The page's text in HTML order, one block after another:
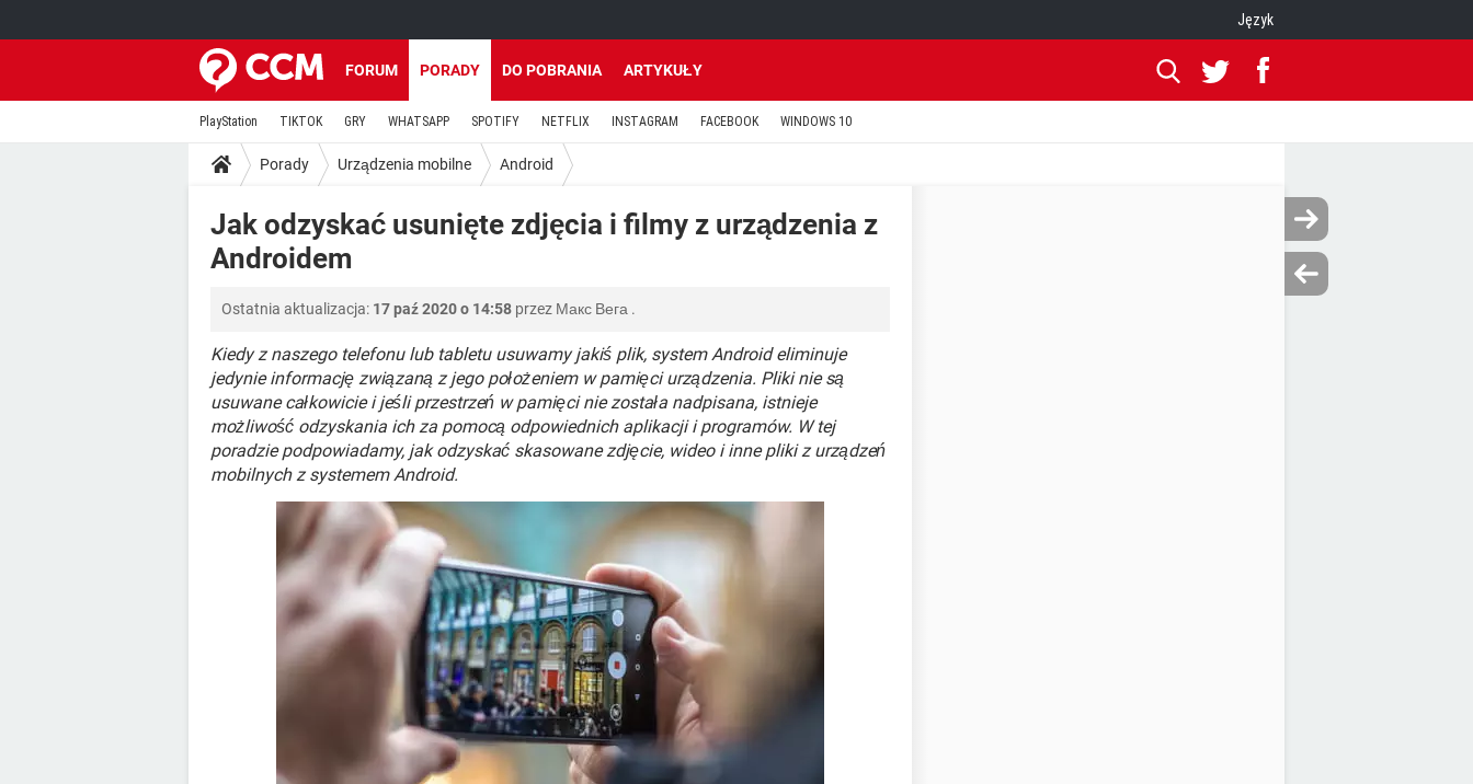
Język
FORUM PORADY DO POBRANIA ARTYKUŁY
PlayStation TIKTOK GRY WHATSAPP SPOTIFY NETFLIX INSTAGRAM FACEBOOK WINDOWS 10
Porady Urządzenia mobilne Android
Jak odzyskać usunięte zdjęcia i filmy z urządzenia z
Androidem
Ostatnia aktualizacja: 17 paź 2020 o 14:58 przez Макс Вега .
Kiedy z naszego telefonu lub tabletu usuwamy jakiś plik, system Android eliminuje
jedynie informację związaną z jego położeniem w pamięci urządzenia. Pliki nie są
usuwane całkowicie i jeśli przestrzeń w pamięci nie została nadpisana, istnieje
możliwość odzyskania ich za pomocą odpowiednich aplikacji i programów. W tej
poradzie podpowiadamy, jak odzyskać skasowane zdjęcie, wideo i inne pliki z urządzeń
mobilnych z systemem Android.